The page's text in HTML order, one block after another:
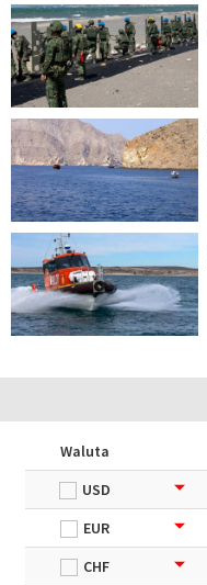
Waluta
USD
EUR
CHF